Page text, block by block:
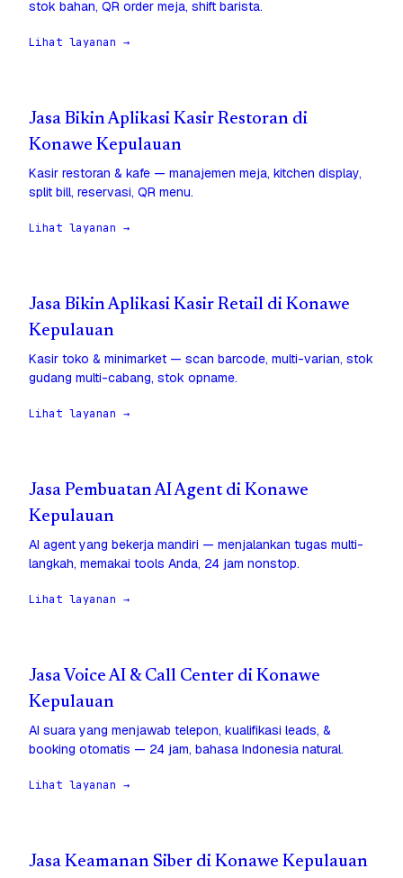
stok bahan, QR order meja, shift barista.
Lihat layanan →
Jasa Bikin Aplikasi Kasir Restoran di
Konawe Kepulauan
Kasir restoran & kafe — manajemen meja, kitchen display,
split bill, reservasi, QR menu.
Lihat layanan →
Jasa Bikin Aplikasi Kasir Retail di Konawe
Kepulauan
Kasir toko & minimarket — scan barcode, multi-varian, stok
gudang multi-cabang, stok opname.
Lihat layanan →
Jasa Pembuatan AI Agent di Konawe
Kepulauan
AI agent yang bekerja mandiri — menjalankan tugas multi-
langkah, memakai tools Anda, 24 jam nonstop.
Lihat layanan →
Jasa Voice AI & Call Center di Konawe
Kepulauan
AI suara yang menjawab telepon, kualifikasi leads, &
booking otomatis — 24 jam, bahasa Indonesia natural.
Lihat layanan →
Jasa Keamanan Siber di Konawe Kepulauan